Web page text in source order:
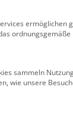
16:00
Liste der
ermöglichen
sammeln
wie unsere